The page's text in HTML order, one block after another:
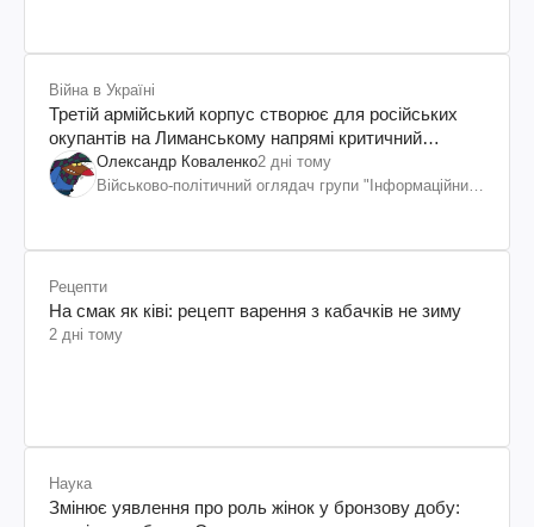
Війна в Україні
Третій армійський корпус створює для російських
окупантів на Лиманському напрямі критичний
дискомфорт: як це вдалося
Олександр Коваленко2 дні тому
Військово-політичний оглядач групи "Інформаційний
Рецепти
На смак як ківі: рецепт варення з кабачків не зиму
2 дні тому
Наука
Змінює уявлення про роль жінок у бронзову добу: